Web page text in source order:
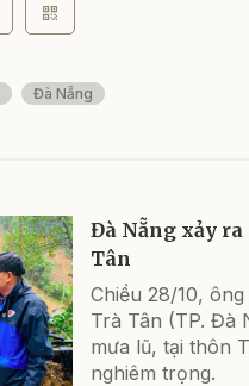
Đà Nẵng
Đà Nẵng xảy
Tân
Chiều 28/10,
Trà Tân (TP. Đà
mưa lũ, tại thôn
nghiêm trọng.